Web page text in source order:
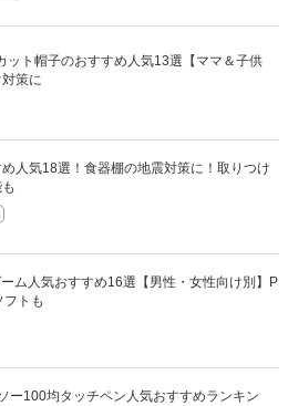
ット帽子のおすすめ人気13選【ママ＆子供
策に
人気18選！食器棚の地震対策に！取りつけ
ム人気おすすめ16選【男性・女性向け別】P
トも
ー100均タッチペン人気おすすめランキン